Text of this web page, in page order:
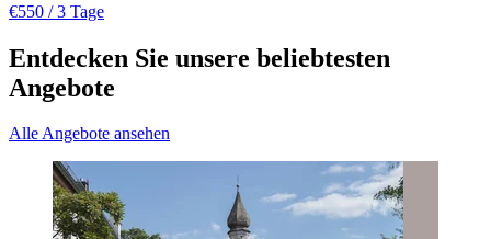
€550 / 3 Tage
Entdecken Sie unsere beliebtesten
Angebote
Alle Angebote ansehen